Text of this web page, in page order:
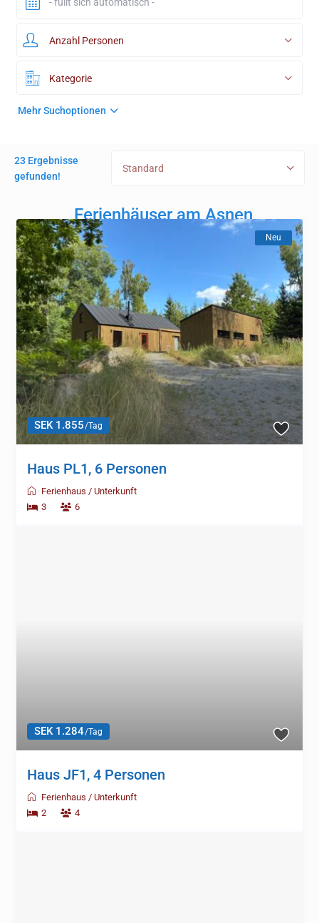
Anzahl Personen
Kategorie
Mehr Suchoptionen
23 Ergebnisse
gefunden!
Standard
Ferienhäuser am Asnen
SEK 1.855/Tag
Neu
Haus PL1, 6 Personen
Ferienhaus /Unterkunft
3
6
SEK 1.284/Tag
Haus JF1, 4 Personen
Ferienhaus /Unterkunft
2
4